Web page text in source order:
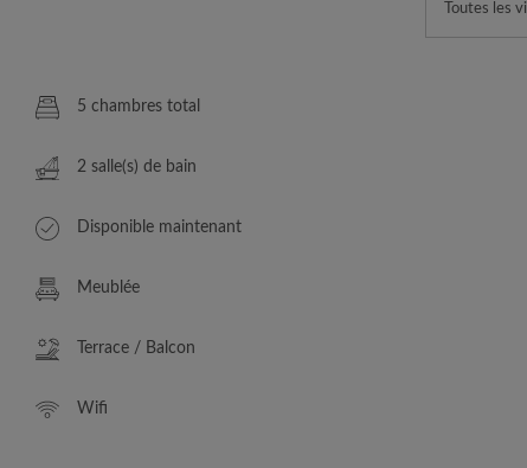
5 chambres total
2 salle(s) de bain
Disponible maintenant
Meublée
Terrace / Balcon
Wifi
Toutes les